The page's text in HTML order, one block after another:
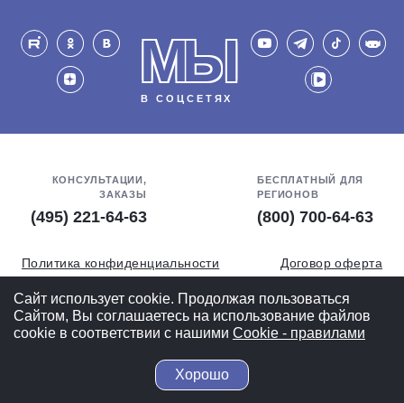
МЫ
В СОЦСЕТЯХ
КОНСУЛЬТАЦИИ,
ЗАКАЗЫ
(495) 221-64-63
БЕСПЛАТНЫЙ ДЛЯ
РЕГИОНОВ
(800) 700-64-63
Политика конфиденциальности
Договор оферта
Обработка персональных данных
СОУТ
Полная версия
© 2004-2026 ВелоСклад.ру - более 20 лет радуем Вас!
Сайт использует cookie. Продолжая пользоваться
Сайтом, Вы соглашаетесь на использование файлов
cookie в соответствии с нашими Cookiе - правилами
Хорошо